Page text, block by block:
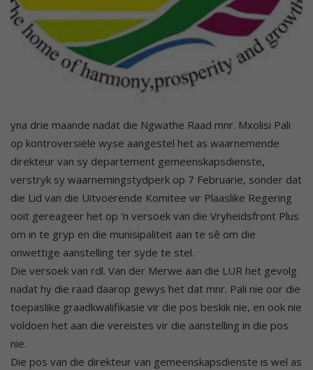
yna drie maande nadat die Ngwathe Raad mnr. Mxolisi Pali
op kontroversiële wyse aangestel het as waarnemende
direkteur van sy departement gemeenskapsdienste,
verstryk sy waarnemingstydperk op 7 Februarie, sonder dat
die Lid van die Uitvoerende Komitee vir Plaaslike Regering
ooit gereageer het op ‘n versoek van die Vryheidsfront Plus
om in te gryp en die munisipaliteit aan te sê om die
onwettige aanstelling ter syde te stel.
Die versoek van rdl. Van der Merwe aan die LUR het gevolg
nadat hy die raad daarop gewys het dat mnr. Pali nie oor die
toepaslike graadkwalifikasie vir die pos beskik nie, en ook nie
voldoen het aan die vereistes vir die aanstelling in die pos
nie.
Die pos van die direkteur van gemeenskapsdienste is wel as